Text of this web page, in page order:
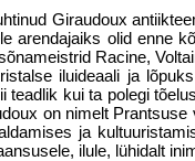
Giraudoux
arendajaiks olid enne
Racine,
iluideaali ja
kui ta polegi
on nimelt
ja
ilule, lühidalt